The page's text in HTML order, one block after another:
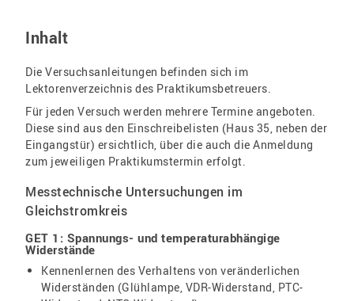
Inhalt
Die Versuchsanleitungen befinden sich im
Lektorenverzeichnis des Praktikumsbetreuers.
Für jeden Versuch werden mehrere Termine angeboten.
Diese sind aus den Einschreibelisten (Haus 35, neben der
Eingangstür) ersichtlich, über die auch die Anmeldung
zum jeweiligen Praktikumstermin erfolgt.
Messtechnische Untersuchungen im
Gleichstromkreis
GET 1: Spannungs- und temperaturabhängige
Widerstände
Kennenlernen des Verhaltens von veränderlichen
Widerständen (Glühlampe, VDR-Widerstand, PTC-